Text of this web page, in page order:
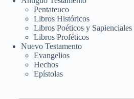
Pentateuco
Libros Históricos
Libros Poéticos y Sapienciales
Libros Proféticos
Nuevo Testamento
Evangelios
Hechos
Epístolas